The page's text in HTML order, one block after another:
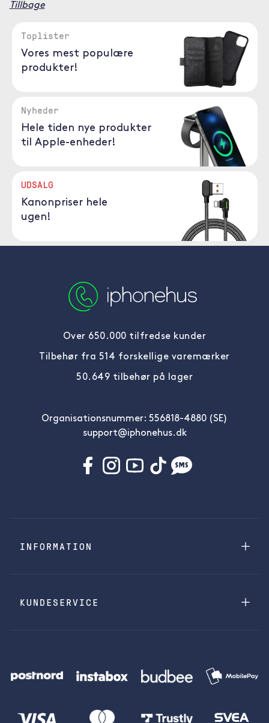
Tillbage
Toplister
Vores mest populære
produkter!
Nyheder
Hele tiden nye produkter
til Apple-enheder!
UDSALG
Kanonpriser hele
ugen!
Over 650.000 tilfredse kunder
Tilbehør fra 514 forskellige varemærker
50.649 tilbehør på lager
Organisationsnummer: 556818-4880 (SE)
support@iphonehus.dk
INFORMATION
KUNDESERVICE